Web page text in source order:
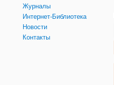
Журналы
Интернет-Библиотека
Новости
Контакты